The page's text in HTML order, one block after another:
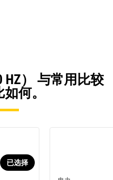
HZ） 与常用比较
何。
已选择